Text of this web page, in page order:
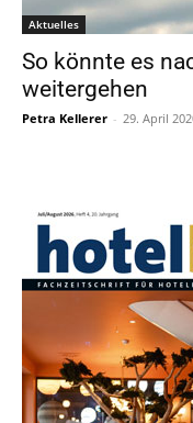
Aktuelles
So könnte es
weitergehen
Petra Kellerer - 29. April